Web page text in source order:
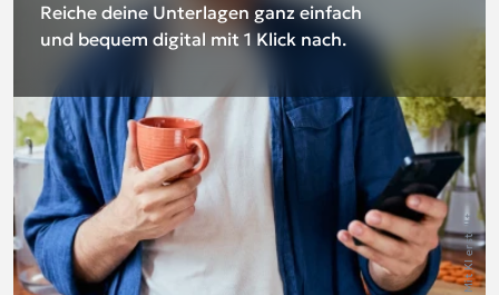
Mit KI erstellt
Reiche deine Unterlagen ganz einfach
und bequem digital mit 1 Klick nach.